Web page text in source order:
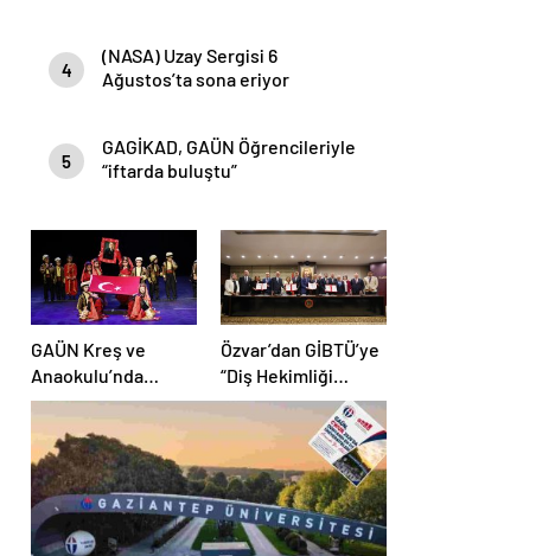
4
(NASA) Uzay Sergisi 6
Ağustos’ta sona eriyor
5
GAGİKAD, GAÜN Öğrencileriyle
“iftarda buluştu”
GAÜN Kreş ve
Anaokulu’nda
Mezuniyet Coşkusu
Özvar’dan GİBTÜ’ye
“Diş Hekimliği
Fakültesi” Müjdesi